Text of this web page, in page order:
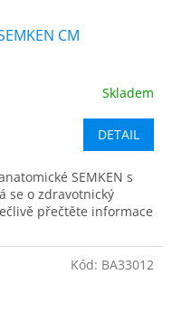
CM
Skladem
DETAIL
SEMKEN s
se o zdravotnický
přečtěte informace
Kód: BA33012